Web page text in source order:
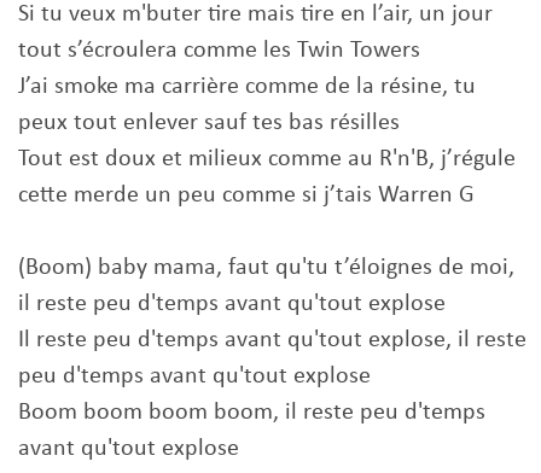
Si tu veux m'buter tire mais tire en l’air, un jour
tout s’écroulera comme les Twin Towers
J’ai smoke ma carrière comme de la résine, tu
peux tout enlever sauf tes bas résilles
Tout est doux et milieux comme au R'n'B, j’régule
cette merde un peu comme si j’tais Warren G
(Boom) baby mama, faut qu'tu t’éloignes de moi,
il reste peu d'temps avant qu'tout explose
Il reste peu d'temps avant qu'tout explose, il reste
peu d'temps avant qu'tout explose
Boom boom boom boom, il reste peu d'temps
avant qu'tout explose